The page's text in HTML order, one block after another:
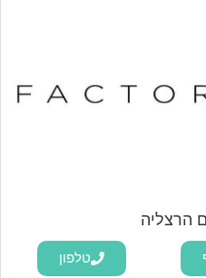
טלפון